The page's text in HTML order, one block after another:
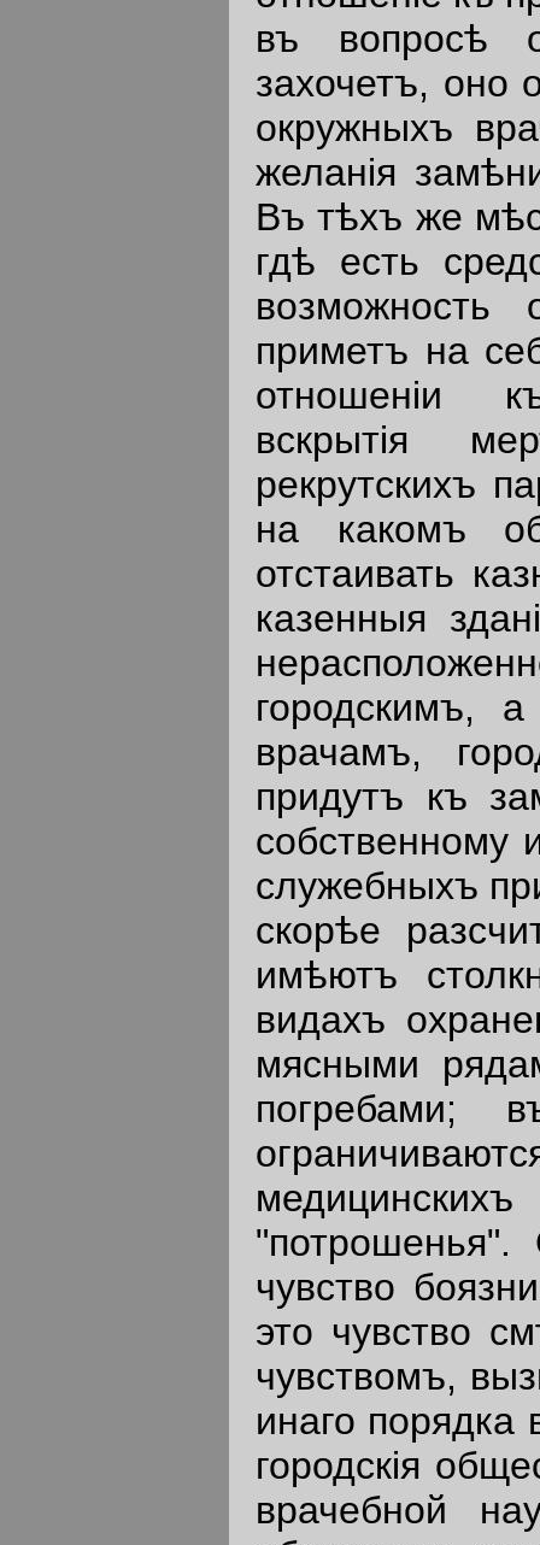
въ вопросѣ
захочетъ, оно
окружныхъ
желанiя
Въ тѣхъ же
гдѣ есть
приметъ на
отношенiи
вскрытiя
рекрутскихъ
на какомъ
отстаивать
казенныя
городскимъ,
врачамъ,
придутъ къ
собственному
служебныхъ
скорѣе
имѣютъ
видахъ
мясными
погребами;
чувство
это чувство
чувствомъ,
инаго порядка
городскiя
врачебной